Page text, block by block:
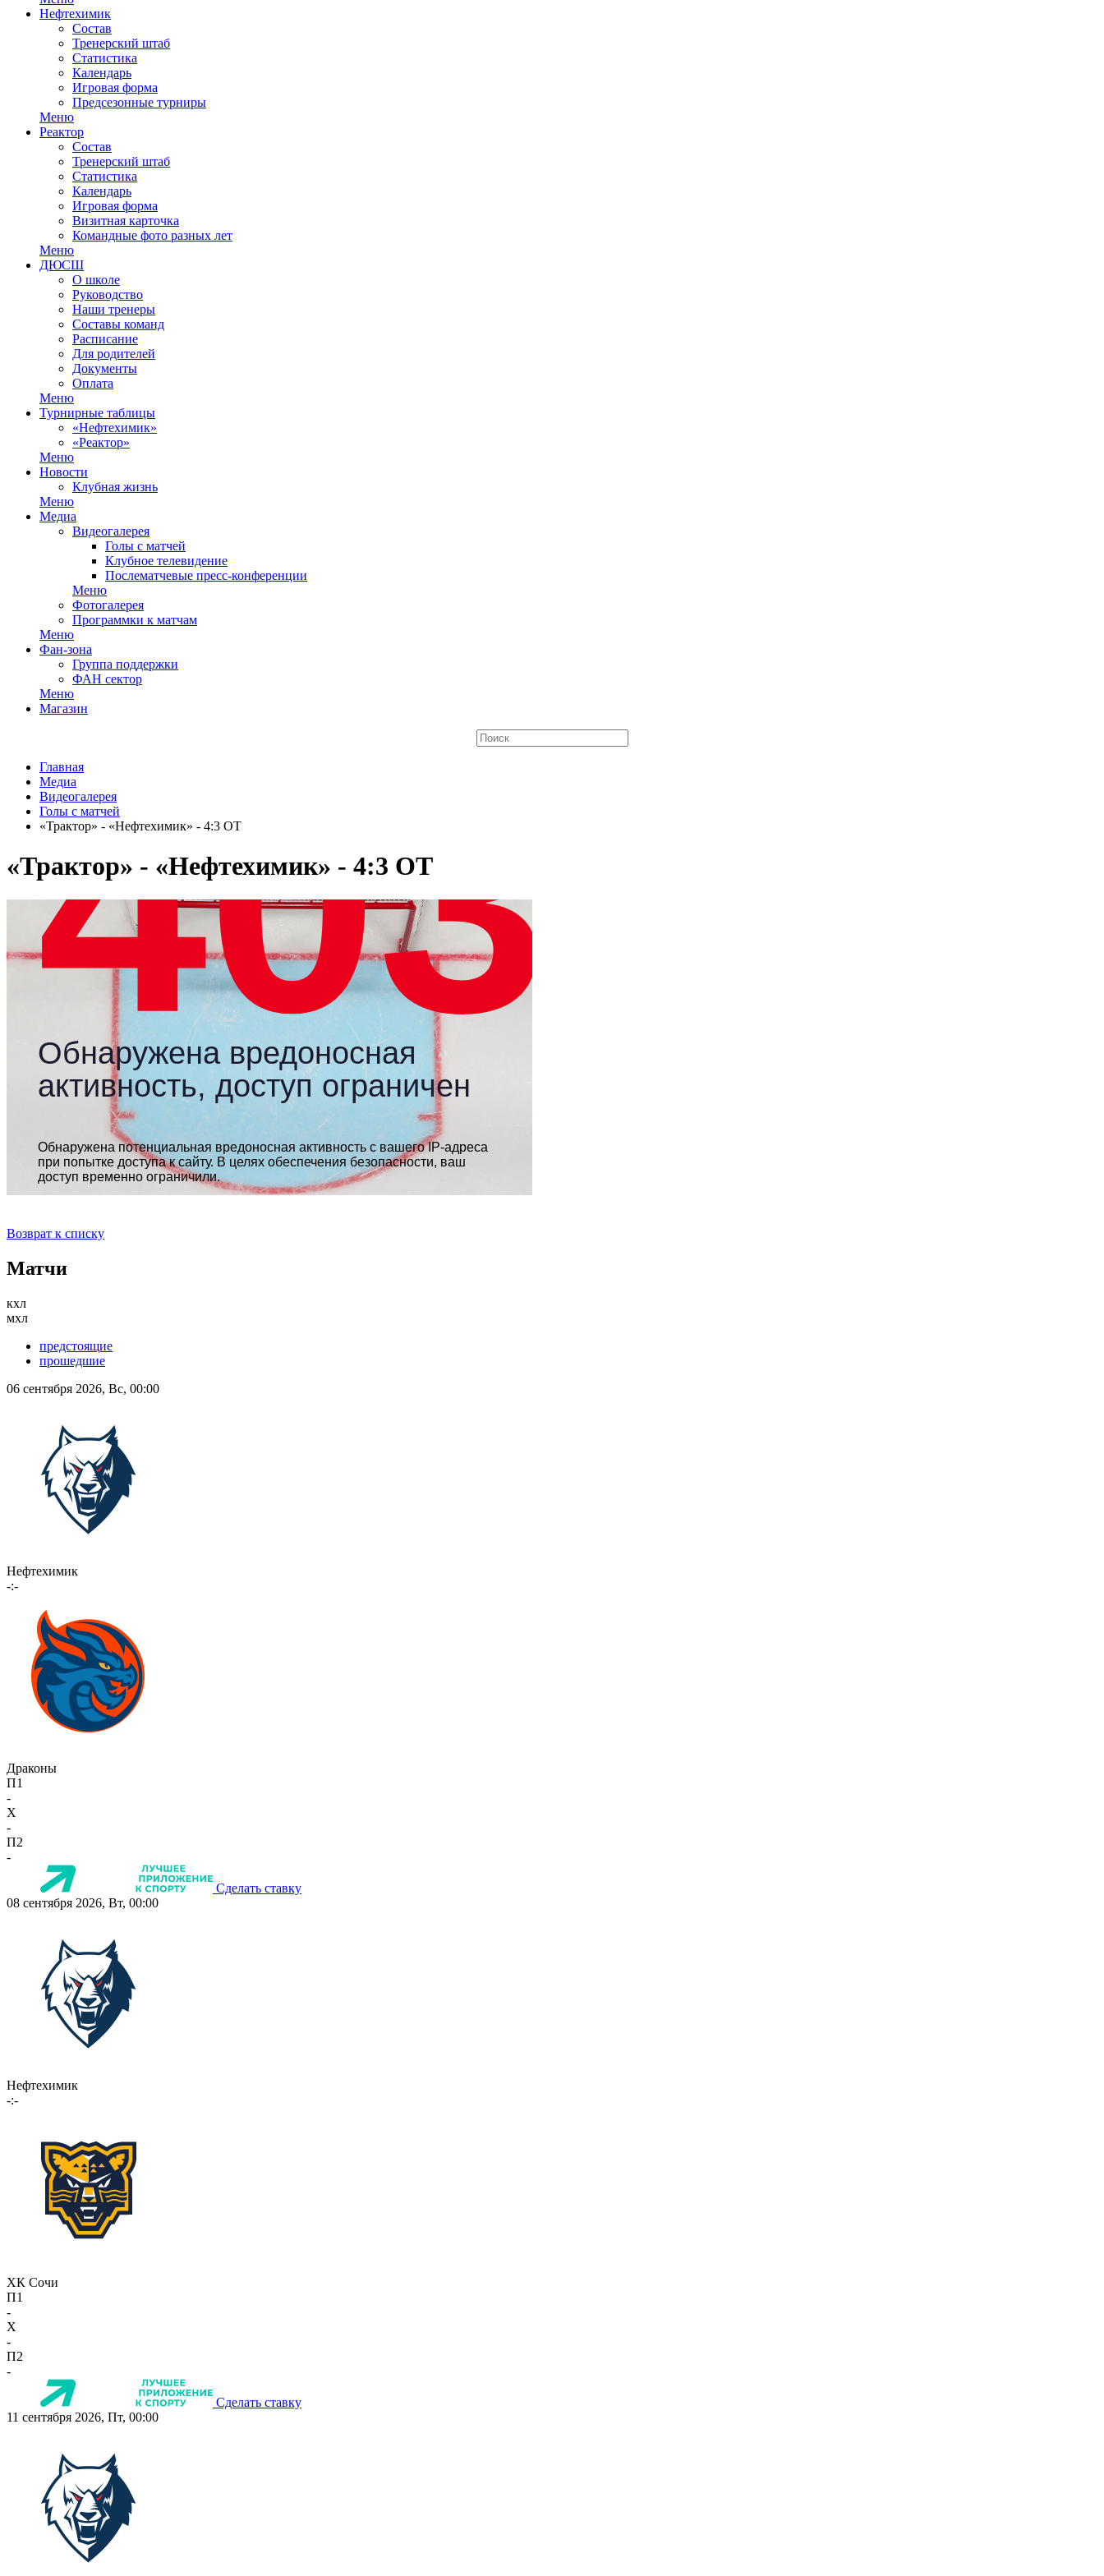
Нефтехимик
Состав
Тренерский штаб
Статистика
Календарь
Игровая форма
Предсезонные турниры
Меню
Реактор
Состав
Тренерский штаб
Статистика
Календарь
Игровая форма
Визитная карточка
Командные фото разных лет
Меню
ДЮСШ
О школе
Руководство
Наши тренеры
Составы команд
Расписание
Для родителей
Документы
Оплата
Меню
Турнирные таблицы
«Нефтехимик»
«Реактор»
Меню
Новости
Клубная жизнь
Меню
Медиа
Видеогалерея
Голы с матчей
Клубное телевидение
Послематчевые пресс-конференции
Меню
Фотогалерея
Программки к матчам
Меню
Фан-зона
Группа поддержки
ФАН сектор
Меню
Магазин
Главная
Медиа
Видеогалерея
Голы с матчей
«Трактор» - «Нефтехимик» - 4:3 ОТ
«Трактор» - «Нефтехимик» - 4:3 ОТ
Возврат к списку
Матчи
кхл
мхл
предстоящие
прошедшие
06 сентября 2026, Вс, 00:00
Нефтехимик
-:-
Драконы
П1
-
X
-
П2
-
Сделать ставку
08 сентября 2026, Вт, 00:00
Нефтехимик
-:-
ХК Сочи
П1
-
X
-
П2
-
Сделать ставку
11 сентября 2026, Пт, 00:00